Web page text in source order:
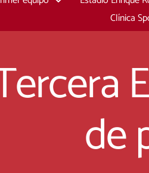
Clínica
de